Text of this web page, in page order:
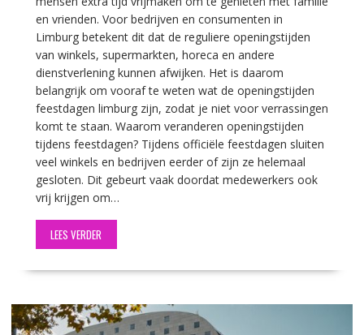
en vrienden. Voor bedrijven en consumenten in
Limburg betekent dit dat de reguliere openingstijden
van winkels, supermarkten, horeca en andere
dienstverlening kunnen afwijken. Het is daarom
belangrijk om vooraf te weten wat de openingstijden
feestdagen limburg zijn, zodat je niet voor verrassingen
komt te staan. Waarom veranderen openingstijden
tijdens feestdagen? Tijdens officiële feestdagen sluiten
veel winkels en bedrijven eerder of zijn ze helemaal
gesloten. Dit gebeurt vaak doordat medewerkers ook
vrij krijgen om…
LEES VERDER